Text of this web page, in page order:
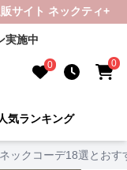
サイト ネックティ+
実施中
0 0
人気ランキング
ックコーデ18選とお